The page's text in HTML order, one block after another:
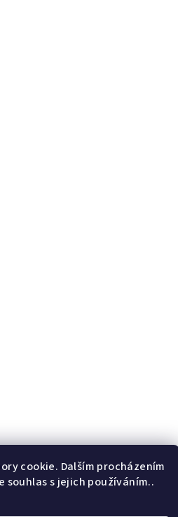
cookie. Dalším procházením
s jejich používáním..